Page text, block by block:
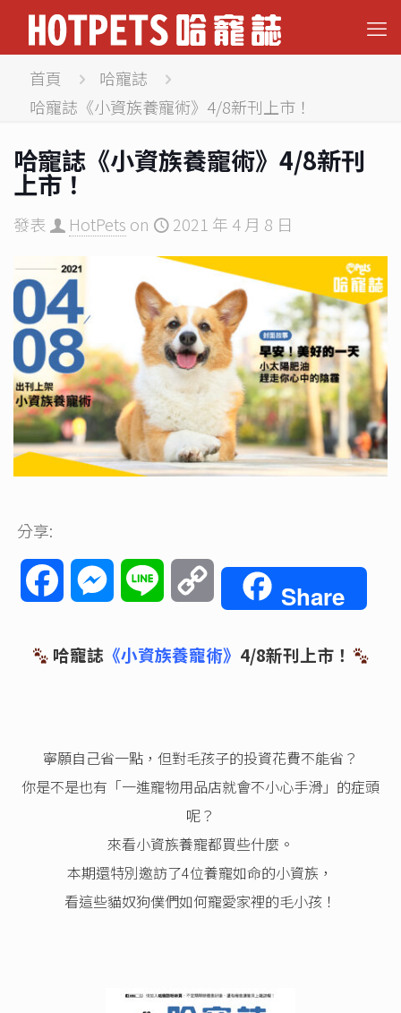
首頁
哈寵誌
哈寵誌《小資族養寵術》4/8新刊上市！
哈寵誌《小資族養寵術》4/8新刊
上市！
發表 HotPets on 2021 年 4 月 8 日
分享:
FacebookMessenger
Line
Copy
Share
哈寵誌 《小資族養寵術》 4/8新刊上市！
寧願自己省一點，但對毛孩子的投資花費不能省？
你是不是也有「一進寵物用品店就會不小心手滑」的症頭
呢？
來看小資族養寵都買些什麼。
本期還特別邀訪了4位養寵如命的小資族，
看這些貓奴狗僕們如何寵愛家裡的毛小孩！